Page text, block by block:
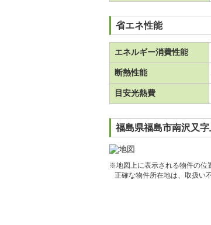
省エネ性能
エネルギー消費性能
断熱性能
目安光熱費
福島県福島市南沢又
※地図上に表示される物件の位
正確な物件所在地は、取扱い